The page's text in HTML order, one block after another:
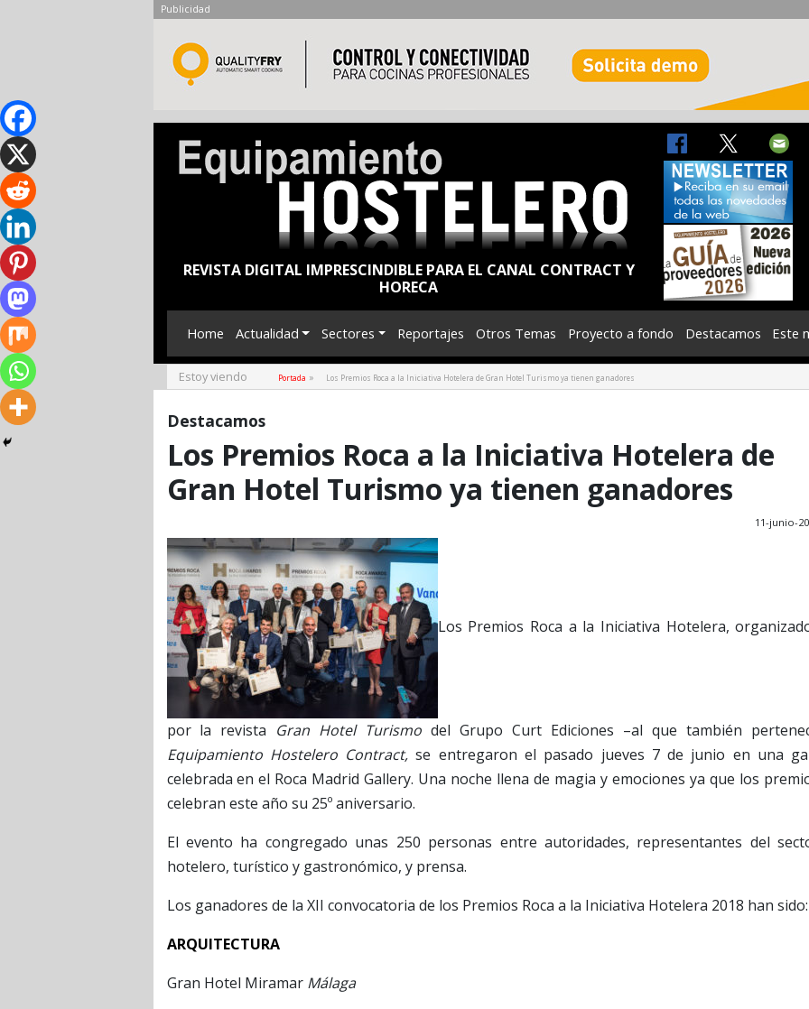
Publicidad
REVISTA DIGITAL IMPRESCINDIBLE PARA EL CANAL CONTRACT Y
HORECA
Home Actualidad Sectores Reportajes Otros Temas Proyecto a fondo Destacamos Este
Estoy viendo Portada » Los Premios Roca a la Iniciativa Hotelera de Gran Hotel Turismo ya tienen ganadores
Destacamos
Los Premios Roca a la Iniciativa Hotelera de
Gran Hotel Turismo ya tienen ganadores
11-junio-
Los Premios Roca a la Iniciativa Hotelera,
por la revista Gran Hotel Turismodel Grupo Curt Ediciones –al que también
Equipamiento Hostelero Contract, se entregaron el pasado jueves 7 de junio en una
celebrada en el Roca Madrid Gallery. Una noche llena de magia y emociones ya que los
celebran este año su 25º aniversario.
El evento ha congregado unas 250 personas entre autoridades, representantes del
hotelero, turístico y gastronómico, y prensa.
Los ganadores de la XII convocatoria de los Premios Roca a la Iniciativa Hotelera 2018 han sido:
ARQUITECTURA
Gran Hotel Miramar Málaga